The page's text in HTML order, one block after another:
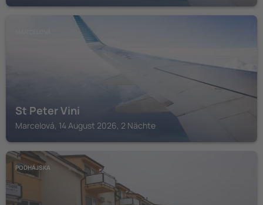
St Peter Vini
Marcelová, 14 August 2026, 2 Nächte
PODHÁJSKA